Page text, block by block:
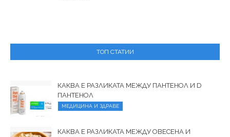
ТОП СТАТИИ
КАКВА Е РАЗЛИКАТА МЕЖДУ ПАНТЕНОЛ И D
ПАНТЕНОЛ
МЕДИЦИНА И ЗДРАВЕ
КАКВА Е РАЗЛИКАТА МЕЖДУ ОВЕСЕНА И